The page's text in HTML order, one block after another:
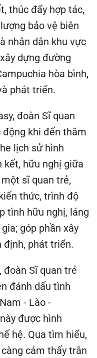
thúc đẩy hợp tác,
bảo vệ biên
nhân dân khu vực
dựng đường
hòa bình,
phát triển.
đoàn Sĩ quan
động khi đến thăm
lịch sử hình
hữu nghị giữa
sĩ quan trẻ,
thức, trình độ
tình hữu nghị, láng
góp phần xây
định, phát triển.
đoàn Sĩ quan trẻ
đánh dấu tình
- Lào -
được hình
hệ. Qua tìm hiểu,
cảm thấy trân